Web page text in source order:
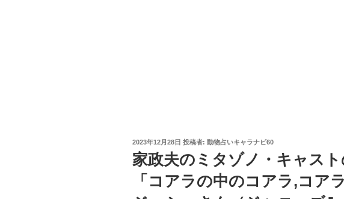
投
日:
2023年12月28日 投稿者: 動物占いキャラナビ60
家政夫のミタゾノ・キャス
「コアラの中のコアラ,コア